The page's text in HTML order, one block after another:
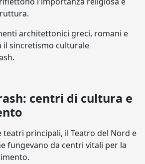
architettonici greci, romani e
sincretismo culturale
centri di cultura e
teatri principali, il Teatro del Nord e
fungevano da centri vitali per la